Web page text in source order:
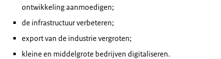
ontwikkeling aanmoedigen;
de infrastructuur verbeteren;
export van de industrie vergroten;
kleine en middelgrote bedrijven digitaliseren.